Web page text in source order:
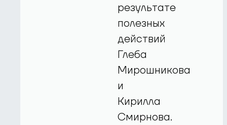
результате
полезных
действий
Глеба
Мирошникова
и
Кирилла
Смирнова.